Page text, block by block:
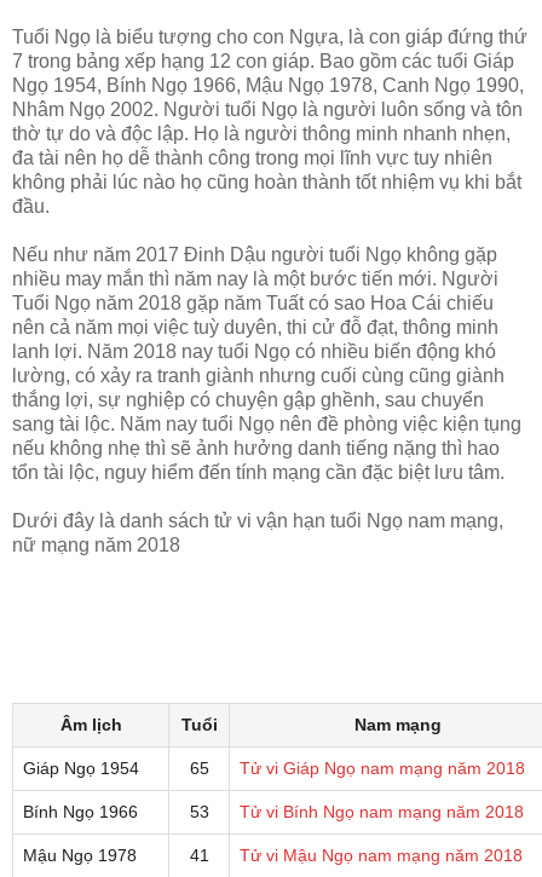
Tuổi Ngọ là biểu tượng cho con Ngựa, là con giáp đứng thứ
7 trong bảng xếp hạng 12 con giáp. Bao gồm các tuổi Giáp
Ngọ 1954, Bính Ngọ 1966, Mậu Ngọ 1978, Canh Ngọ 1990,
Nhâm Ngọ 2002. Người tuổi Ngọ là người luôn sống và tôn
thờ tự do và độc lập. Họ là người thông minh nhanh nhẹn,
đa tài nên họ dễ thành công trong mọi lĩnh vực tuy nhiên
không phải lúc nào họ cũng hoàn thành tốt nhiệm vụ khi bắt
đầu.
Nếu như năm 2017 Đinh Dậu người tuổi Ngọ không gặp
nhiều may mắn thì năm nay là một bước tiến mới. Người
Tuổi Ngọ năm 2018 gặp năm Tuất có sao Hoa Cái chiếu
nên cả năm mọi việc tuỳ duyên, thi cử đỗ đạt, thông minh
lanh lợi. Năm 2018 nay tuổi Ngọ có nhiều biến động khó
lường, có xảy ra tranh giành nhưng cuối cùng cũng giành
thắng lợi, sự nghiệp có chuyện gập ghềnh, sau chuyển
sang tài lộc. Năm nay tuổi Ngọ nên đề phòng việc kiện tụng
nếu không nhẹ thì sẽ ảnh hưởng danh tiếng nặng thì hao
tổn tài lộc, nguy hiểm đến tính mạng cần đặc biệt lưu tâm.
Dưới đây là danh sách tử vi vận hạn tuổi Ngọ nam mạng,
nữ mạng năm 2018
Âm lịch Tuổi Nam mạng
Giáp Ngọ 1954 65 Tử vi Giáp Ngọ nam mạng năm 2018
Bính Ngọ 1966 53 Tử vi Bính Ngọ nam mạng năm 2018
Mậu Ngọ 1978 41 Tử vi Mậu Ngọ nam mạng năm 2018